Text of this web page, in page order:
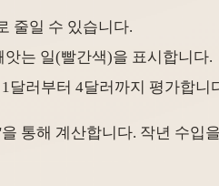
줄일 수 있습니다.
는 일(빨간색)을 표시합니다.
달러부터 4달러까지 평가합니
통해 계산합니다. 작년 수